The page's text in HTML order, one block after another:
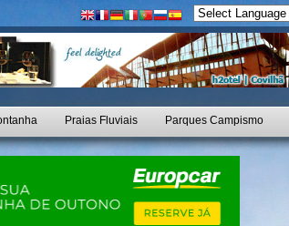
Praias Fluviais Parques Campismo